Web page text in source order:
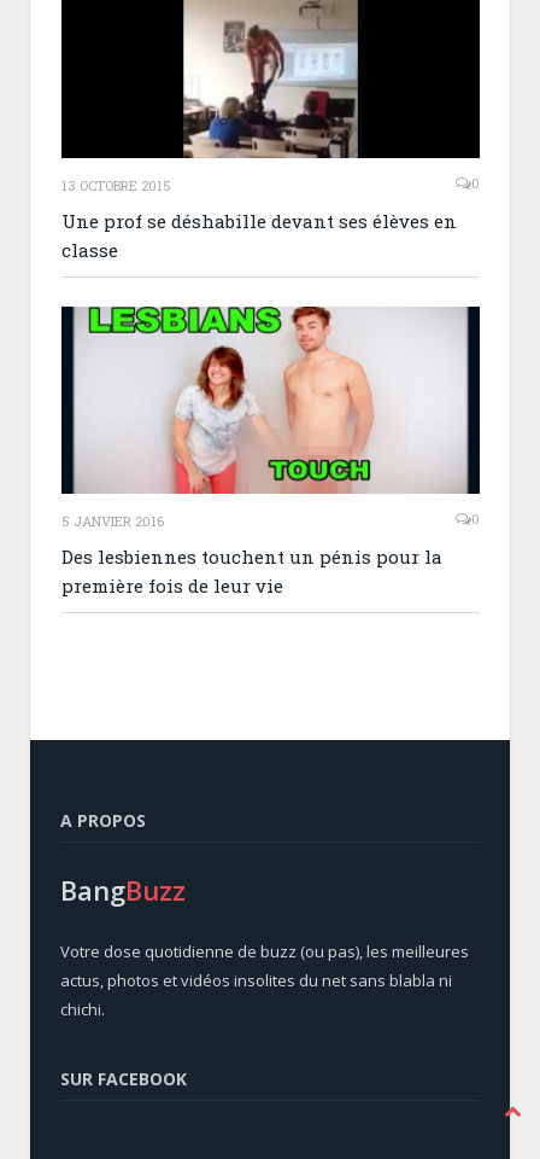
13 OCTOBRE 2015 0
Une prof se déshabille devant ses élèves en
classe
5 JANVIER 2016 0
Des lesbiennes touchent un pénis pour la
première fois de leur vie
A PROPOS
BangBuzz
Votre dose quotidienne de buzz (ou pas), les meilleures
actus, photos et vidéos insolites du net sans blabla ni
chichi.
SUR FACEBOOK